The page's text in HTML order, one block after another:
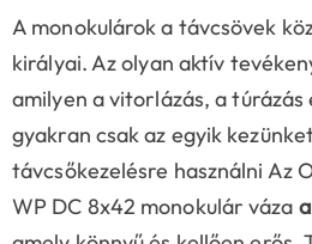
A monokulárok a távcsövek
királyai. Az olyan aktív
amilyen a vitorlázás, a túrázás
gyakran csak az egyik
távcsőkezelésre használni Az
WP DC 8x42 monokulár váza